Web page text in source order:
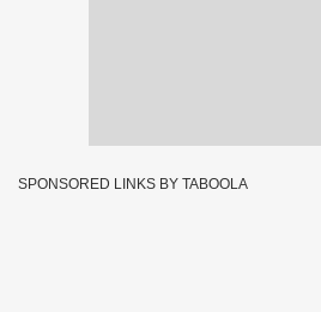
SPONSORED LINKS BY TABOOLA